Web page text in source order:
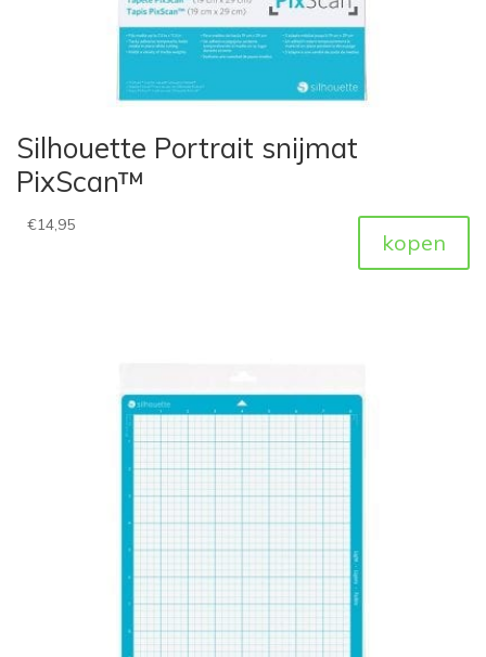
Silhouette Portrait snijmat
PixScan™
€14,95
kopen